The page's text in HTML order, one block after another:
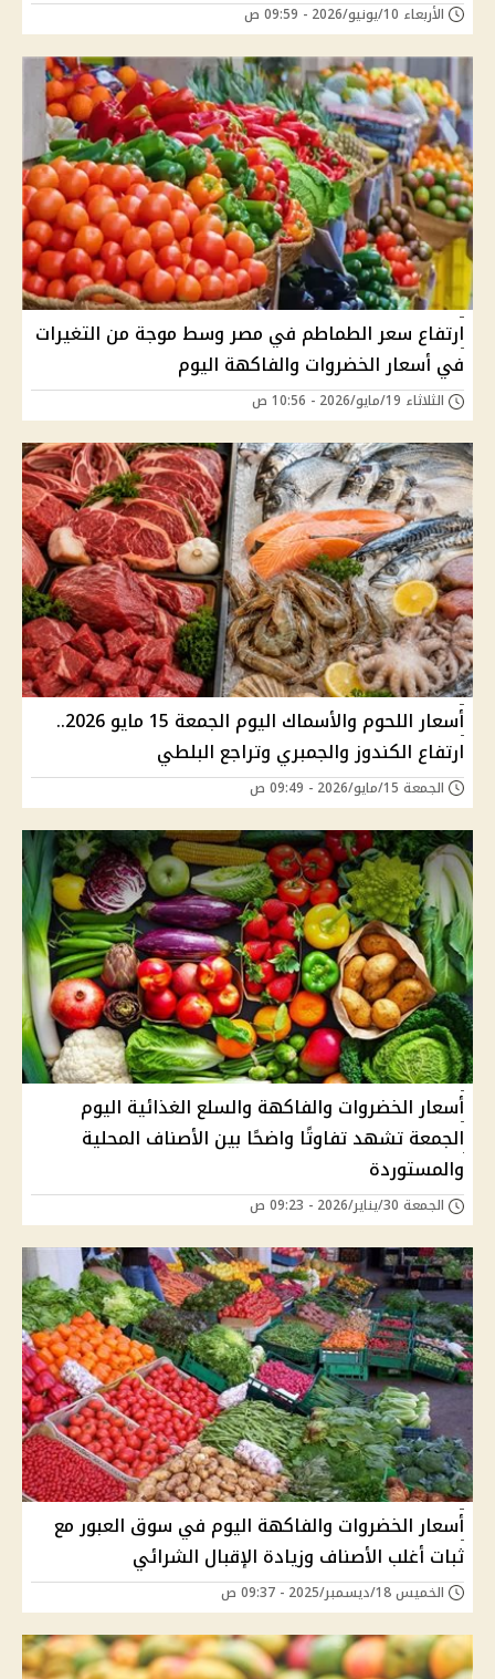
الأربعاء 10/يونيو/2026 - 09:59 ص
ارتفاع سعر الطماطم في مصر وسط موجة من التغيرات
في أسعار الخضروات والفاكهة اليوم
الثلاثاء 19/مايو/2026 - 10:56 ص
أسعار اللحوم والأسماك اليوم الجمعة 15 مايو 2026..
ارتفاع الكندوز والجمبري وتراجع البلطي
الجمعة 15/مايو/2026 - 09:49 ص
أسعار الخضروات والفاكهة والسلع الغذائية اليوم
الجمعة تشهد تفاوتًا واضحًا بين الأصناف المحلية
والمستوردة
الجمعة 30/يناير/2026 - 09:23 ص
أسعار الخضروات والفاكهة اليوم في سوق العبور مع
ثبات أغلب الأصناف وزيادة الإقبال الشرائي
الخميس 18/ديسمبر/2025 - 09:37 ص